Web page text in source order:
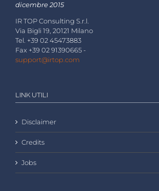
dicembre 2015
IR TOP Consulting S.r.l.
Via Bigli 19, 20121 Milano
Tel. +39 02 45473883
Fax +39 02 91390665 -
support@irtop.com
LINK UTILI
Disclaimer
Credits
Jobs